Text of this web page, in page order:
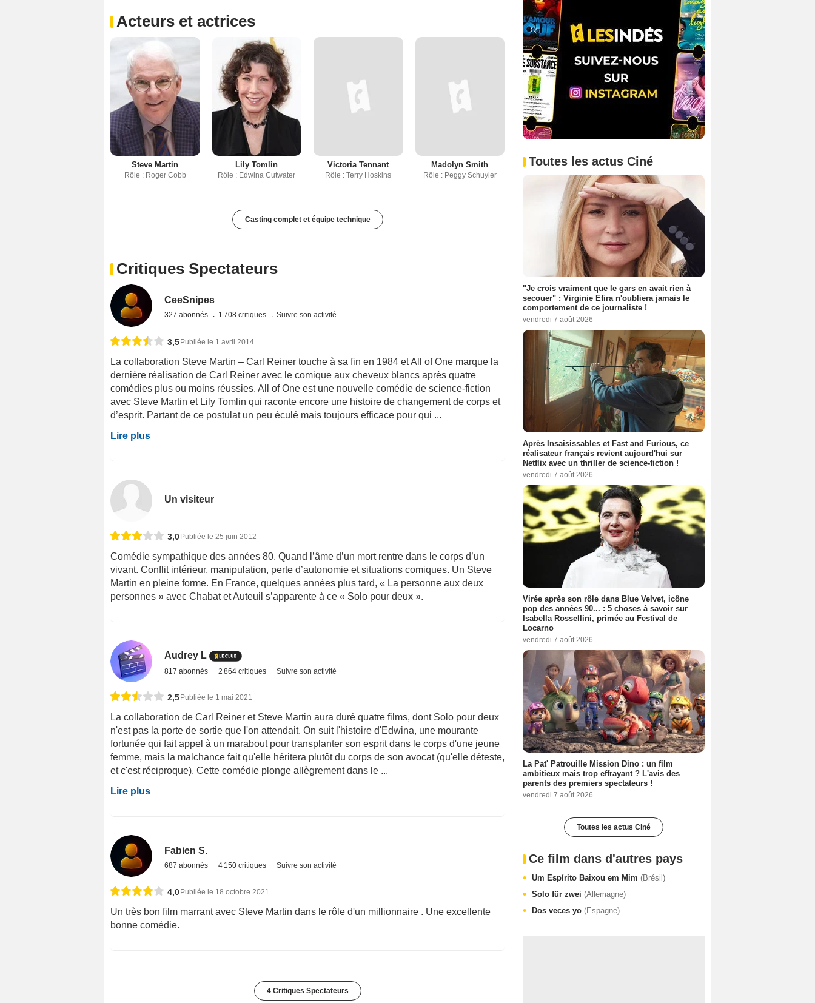
Acteurs et actrices
Steve Martin
Rôle : Roger Cobb
Lily Tomlin
Rôle : Edwina Cutwater
Victoria Tennant
Rôle : Terry Hoskins
Madolyn Smith
Rôle : Peggy Schuyler
Casting complet et équipe technique
Critiques Spectateurs
CeeSnipes
327 abonnés 1 708 critiques Suivre son activité
3,5Publiée le 1 avril 2014
La collaboration Steve Martin – Carl Reiner touche à sa fin en 1984 et All of One marque la
dernière réalisation de Carl Reiner avec le comique aux cheveux blancs après quatre
comédies plus ou moins réussies. All of One est une nouvelle comédie de science-fiction
avec Steve Martin et Lily Tomlin qui raconte encore une histoire de changement de corps et
d’esprit. Partant de ce postulat un peu éculé mais toujours efficace pour qui ...
Lire plus
Un visiteur
3,0Publiée le 25 juin 2012
Comédie sympathique des années 80. Quand l’âme d’un mort rentre dans le corps d’un
vivant. Conflit intérieur, manipulation, perte d’autonomie et situations comiques. Un Steve
Martin en pleine forme. En France, quelques années plus tard, « La personne aux deux
personnes » avec Chabat et Auteuil s’apparente à ce « Solo pour deux ».
Audrey L
817 abonnés 2 864 critiques Suivre son activité
2,5Publiée le 1 mai 2021
La collaboration de Carl Reiner et Steve Martin aura duré quatre films, dont Solo pour deux
n'est pas la porte de sortie que l'on attendait. On suit l'histoire d'Edwina, une mourante
fortunée qui fait appel à un marabout pour transplanter son esprit dans le corps d'une jeune
femme, mais la malchance fait qu'elle héritera plutôt du corps de son avocat (qu'elle déteste,
et c'est réciproque). Cette comédie plonge allègrement dans le ...
Lire plus
Fabien S.
687 abonnés 4 150 critiques Suivre son activité
4,0Publiée le 18 octobre 2021
Un très bon film marrant avec Steve Martin dans le rôle d'un millionnaire . Une excellente
bonne comédie.
4 Critiques Spectateurs
Toutes les actus Ciné
"Je crois vraiment que le gars en avait rien à
secouer" : Virginie Efira n'oubliera jamais le
comportement de ce journaliste !
vendredi 7 août 2026
Après Insaisissables et Fast and Furious, ce
réalisateur français revient aujourd'hui sur
Netflix avec un thriller de science-fiction !
vendredi 7 août 2026
Virée après son rôle dans Blue Velvet, icône
pop des années 90... : 5 choses à savoir sur
Isabella Rossellini, primée au Festival de
Locarno
vendredi 7 août 2026
La Pat' Patrouille Mission Dino : un film
ambitieux mais trop effrayant ? L'avis des
parents des premiers spectateurs !
vendredi 7 août 2026
Toutes les actus Ciné
Ce film dans d'autres pays
Um Espírito Baixou em Mim (Brésil)
Solo für zwei (Allemagne)
Dos veces yo (Espagne)